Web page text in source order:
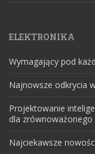
ELEKTRONIKA
Wymagający pod
Najnowsze odkrycia
Projektowanie
dla
Najciekawsze